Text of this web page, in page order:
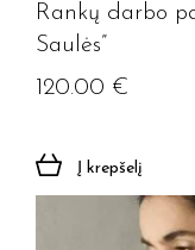
Rankų darbo
Saulės”
120.00 €
Į krepšelį